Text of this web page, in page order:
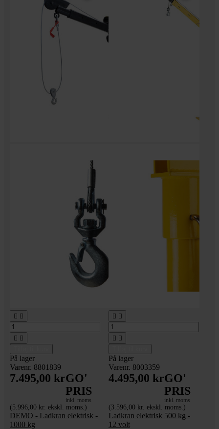
 
 
På lager
Varenr. 8801839
7.495,00 krGO'
PRIS
inkl. moms
(5.996,00 kr. ekskl. moms.)
DEMO - Ladkran elektrisk -
1000 kg
 
 
På lager
Varenr. 8003359
4.495,00 krGO'
PRIS
inkl. moms
(3.596,00 kr. ekskl. moms.)
Ladkran elektrisk 500 kg -
12 volt